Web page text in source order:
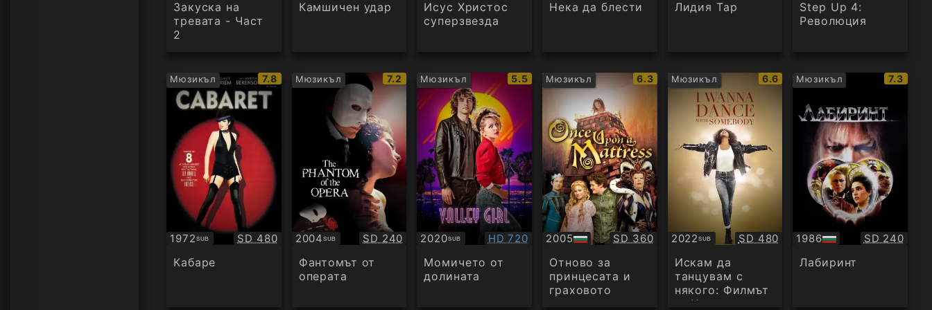
Закуска на
тревата - Част
2
Камшичен удар
Исус Христос
суперзвезда
Нека да блести Лидия Тар
Step Up 4:
Революция
Мюзикъл
IMDb
рейтинг:
7.8
1972SUB
Субтитри Качество:
SD 480
Кабаре
Мюзикъл
IMDb
рейтинг:
7.2
2004SUB
Субтитри Качество:
SD 240
Фантомът от
операта
Мюзикъл
IMDb
рейтинг:
5.5
2020SUB
Субтитри Качество:
HD 720
Момичето от
долината
Мюзикъл
IMDb
рейтинг:
6.3
2005
БГ
аудио
Качество:
SD 360
Отново за
принцесата и
граховото
Мюзикъл
IMDb
рейтинг:
6.6
2022SUB
Субтитри Качество:
SD 480
Искам да
танцувам с
някого: Филмът
за Уитни
Мюзикъл
IMDb
7.3
1986
БГ
аудио
Качество:
SD 240
Лабиринт